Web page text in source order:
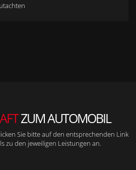
ZUM AUTOMOBIL
Sie bitte auf den entsprechenden Link
zu den jeweiligen Leistungen an.